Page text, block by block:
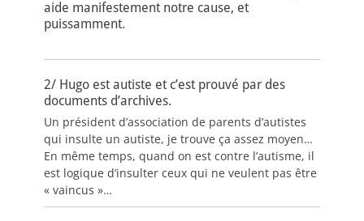
aide manifestement notre cause, et
puissamment.
2/ Hugo est autiste et c’est prouvé par des
documents d’archives.
Un président d’association de parents d’autistes
qui insulte un autiste, je trouve ça assez moyen…
En même temps, quand on est contre l’autisme, il
est logique d’insulter ceux qui ne veulent pas être
« vaincus »…